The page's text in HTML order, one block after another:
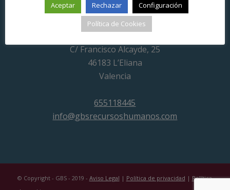
¡Somos tu consultoría de selección de personal
C/ Francisco Alcayde, 25
46183 L’Eliana
Valencia
655118445
info@gbsrecursoshumanos.com
© Copyright - GBS - 2019 - Aviso Legal | Política de privacidad | Política
Aceptar Rechazar
Configuración
Política de Cookies